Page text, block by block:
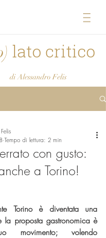
lato critico
Alessandro Felis
con gusto:
a Torino!
Tempo di lettura: 2 min
Torino è diventata una
la proposta gastronomica è
movimento; volendo